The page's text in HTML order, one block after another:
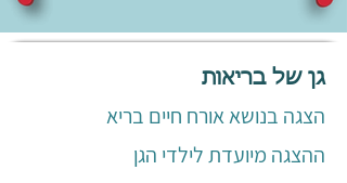
גן של בריאות
הצגה בנושא אורח חיים בריא
ההצגה מיועדת לילדי הגן